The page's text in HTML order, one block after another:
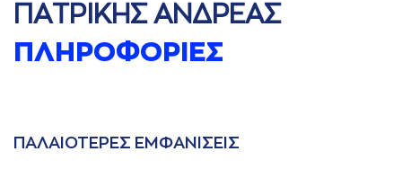
ΠAΤΡΙΚΗΣ AΝΔΡΕAΣ
ΠΛΗΡΟΦΟΡΙΕΣ
ΠAΛAΙΟΤΕΡΕΣ ΕΜΦAΝΙΣΕΙΣ